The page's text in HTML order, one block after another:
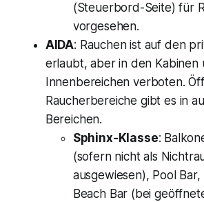
(Steuerbord-Seite) für
vorgesehen.
AIDA: Rauchen ist auf den
erlaubt, aber in den Kabinen
Innenbereichen verboten.
Raucherbereiche gibt es in
Bereichen.
Sphinx-Klasse:
(sofern nicht als
ausgewiesen), Pool Bar,
Beach Bar (bei